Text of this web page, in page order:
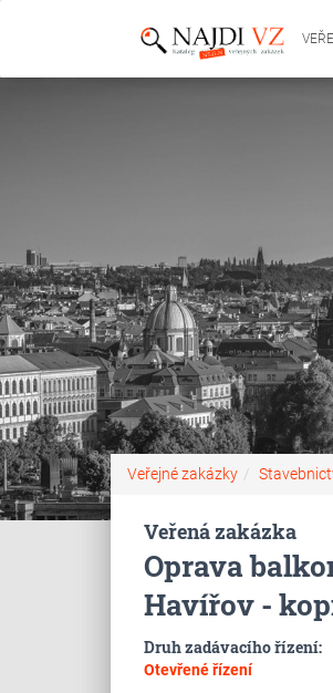
Veřejné zakázky
Veřená zakázka
Oprava
Havířov -
Druh zadávacího řízení:
Otevřené řízení